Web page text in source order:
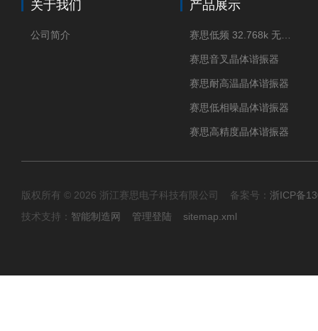
关于我们
公司简介
产品展示
赛思音叉晶体谐振器
赛思耐高温晶体谐振器
赛思低相噪晶体谐振器
赛思高精度晶体谐振器
版权所有 © 2026 浙江赛思电子科技有限公司 备案号： 浙ICP备
技术支持： 智能制造网 管理登陆 sitemap.xml